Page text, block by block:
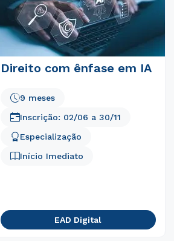
Direito com ênfase em IA
Especialização
9 meses
Início Imediato
Inscrição: 02/06 a 30/11
EAD Digital